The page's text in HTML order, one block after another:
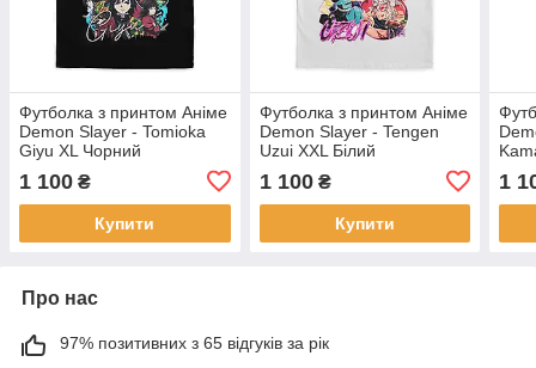
Футболка з принтом Аніме
Demon Slayer - Tomioka
Giyu XL Чорний
1 100 ₴
Купити
Футболка з принтом Аніме
Demon Slayer - Tengen
Uzui XXL Білий
1 100₴
Купити
1
Про нас
97% позитивних з 65 відгуків за рік